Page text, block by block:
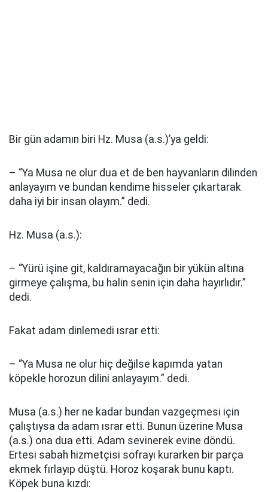
Bir gün adamın biri Hz. Musa (a.s.)’ya geldi:
– “Ya Musa ne olur dua et de ben hayvanların dilinden
anlayayım ve bundan kendime hisseler çıkartarak
daha iyi bir insan olayım.” dedi.
Hz. Musa (a.s.):
– “Yürü işine git, kaldıramayacağın bir yükün altına
girmeye çalışma, bu halin senin için daha hayırlıdır.”
dedi.
Fakat adam dinlemedi ısrar etti:
– “Ya Musa ne olur hiç değilse kapımda yatan
köpekle horozun dilini anlayayım.” dedi.
Musa (a.s.) her ne kadar bundan vazgeçmesi için
çalıştıysa da adam ısrar etti. Bunun üzerine Musa
(a.s.) ona dua etti. Adam sevinerek evine döndü.
Ertesi sabah hizmetçisi sofrayı kurarken bir parça
ekmek fırlayıp düştü. Horoz koşarak bunu kaptı.
Köpek buna kızdı: